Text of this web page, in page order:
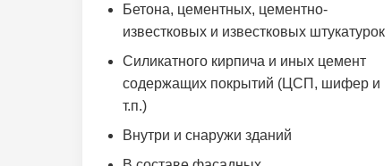
Бетона, цементных, цементно-
известковых и известковых штукатурок
Силикатного кирпича и иных цемент
содержащих покрытий (ЦСП, шифер и
т.п.)
Внутри и снаружи зданий